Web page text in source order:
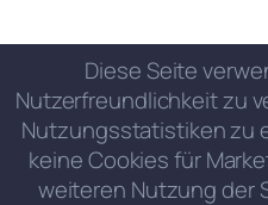
Diese Seite
Nutzerfreundlichkeit zu
Nutzungsstatistiken zu
keine Cookies für
weiteren Nutzung der